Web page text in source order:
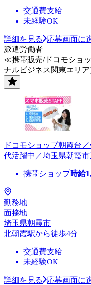
交通費支給
未経験OK
詳細を見る
応募画面に
派遣労働者
≪携帯販売/ドコモショ
ナルビジネス関東エリア
ドコモショップ朝霞台
代活躍中／埼玉県朝霞市
携帯ショップ時給
勤務地
面接地
埼玉県朝霞市
北朝霞駅から徒歩4分
交通費支給
未経験OK
詳細を見る
応募画面に